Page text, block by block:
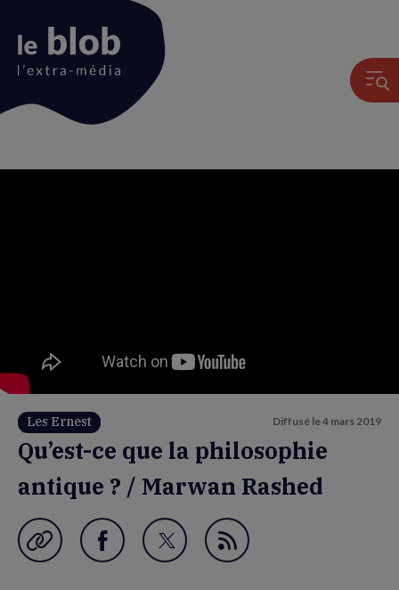
Les Ernest Diffusé le4 mars 2019
Qu’est-ce que la philosophie
antique ? / Marwan Rashed
Garder en favori
Partager PartagerFlux